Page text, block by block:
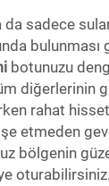
sadece
bulunması
botunuzu
diğerlerinin
rahat
etmeden
bölgenin
oturabilirsiniz.